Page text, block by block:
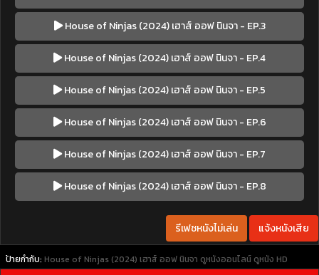
House of Ninjas (2024) เฮาส์ ออฟ นินจา - EP.3
House of Ninjas (2024) เฮาส์ ออฟ นินจา - EP.4
House of Ninjas (2024) เฮาส์ ออฟ นินจา - EP.5
House of Ninjas (2024) เฮาส์ ออฟ นินจา - EP.6
House of Ninjas (2024) เฮาส์ ออฟ นินจา - EP.7
House of Ninjas (2024) เฮาส์ ออฟ นินจา - EP.8
รีเฟชหนังไม่เล่น แจ้งหนังเสีย
ป้ายกำกับ: House of Ninjas (2024) เฮาส์ ออฟ นินจา ดูหนังออนไลน์ ดูหนัง HD